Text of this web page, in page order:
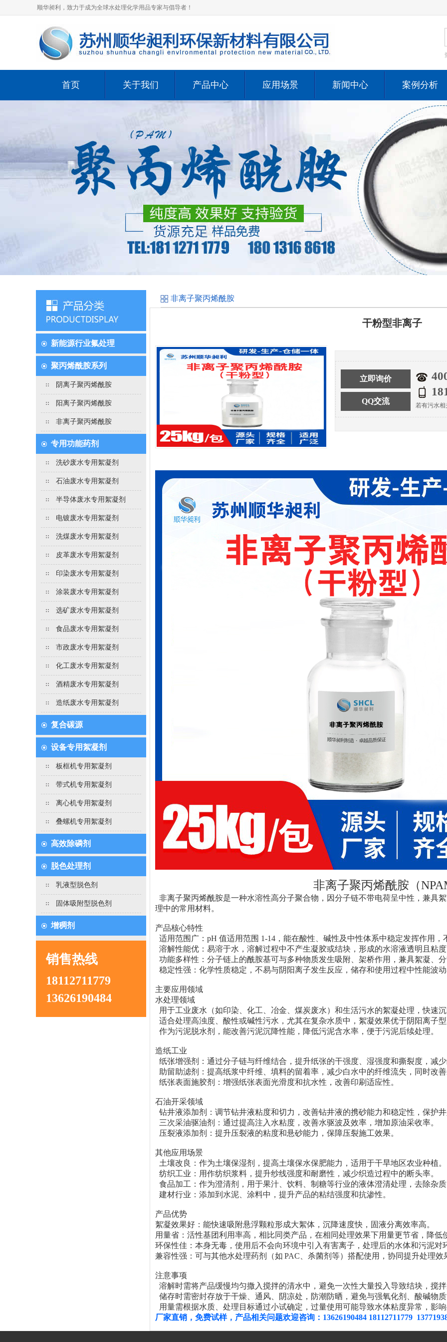
顺华昶利，致力于成为全球水处理化学用品专家与倡导者！
首页 关于我们 产品中心 应用场景 新闻中心 案例分析
新能源行业氟处理
聚丙烯酰胺系列
阴离子聚丙烯酰胺
阳离子聚丙烯酰胺
非离子聚丙烯酰胺
专用功能药剂
洗砂废水专用絮凝剂
石油废水专用絮凝剂
半导体废水专用絮凝剂
电镀废水专用絮凝剂
洗煤废水专用絮凝剂
皮革废水专用絮凝剂
印染废水专用絮凝剂
涂装废水专用絮凝剂
选矿废水专用絮凝剂
食品废水专用絮凝剂
市政废水专用絮凝剂
化工废水专用絮凝剂
酒精废水专用絮凝剂
造纸废水专用絮凝剂
复合碳源
设备专用絮凝剂
板框机专用絮凝剂
带式机专用絮凝剂
离心机专用絮凝剂
叠螺机专用絮凝剂
高效除磷剂
脱色处理剂
乳液型脱色剂
固体吸附型脱色剂
增稠剂
销售热线
18112711779
13626190484
非离子聚丙烯酰胺
干粉型非离子
立即询价
QQ交流 若有污水
非离子聚丙烯酰胺（
非离子聚丙烯酰胺是一种水溶性高分子聚合物，因分子链不带电荷呈中性，兼具
理中的常用材料。
产品核心特性
适用范围广： pH 值适用范围 1-14 ，能在酸性、碱性及中性体系中稳定发挥作用
溶解性能优：易溶于水，溶解过程中不产生凝胶或结块，形成的水溶液透明且粘
功能多样性：分子链上的酰胺基可与多种物质发生吸附、架桥作用，兼具絮凝、
稳定性强：化学性质稳定，不易与阴阳离子发生反应，储存和使用过程中性能波
主要应用领域
水处理领域
用于工业废水（如印染、化工、冶金、煤炭废水）和生活污水的絮凝处理，快速
适合处理高浊度、酸性或碱性污水，尤其在复杂水质中，絮凝效果优于阴阳离子
作为污泥脱水剂，能改善污泥沉降性能，降低污泥含水率，便于污泥后续处理。
造纸工业
纸张增强剂：通过分子链与纤维结合，提升纸张的干强度、湿强度和撕裂度，减
助留助滤剂：提高纸浆中纤维、填料的留着率，减少白水中的纤维流失，同时改
纸张表面施胶剂：增强纸张表面光滑度和抗水性，改善印刷适应性。
石油开采领域
钻井液添加剂：调节钻井液粘度和切力，改善钻井液的携砂能力和稳定性，保护
三次采油驱油剂：通过提高注入水粘度，改善水驱波及效率，增加原油采收率。
压裂液添加剂：提升压裂液的粘度和悬砂能力，保障压裂施工效果。
其他应用场景
土壤改良：作为土壤保湿剂，提高土壤保水保肥能力，适用于干旱地区农业种植。
纺织工业：用作纺织浆料，提升纱线强度和耐磨性，减少织造过程中的断头率。
食品加工：作为澄清剂，用于果汁、饮料、制糖等行业的液体澄清处理，去除杂
建材行业：添加到水泥、涂料中，提升产品的粘结强度和抗渗性。
产品优势
絮凝效果好：能快速吸附悬浮颗粒形成大絮体，沉降速度快，固液分离效率高。
用量省：活性基团利用率高，相比同类产品，在相同处理效果下用量更节省，降低
环保性佳：本身无毒，使用后不会向环境中引入有害离子，处理后的水体和污泥对
兼容性强：可与其他水处理药剂（如 PAC 、杀菌剂等）搭配使用，协同提升处理效
注意事项
溶解时需将产品缓慢均匀撒入搅拌的清水中，避免一次性大量投入导致结块，搅
储存时需密封存放于干燥、通风、阴凉处，防潮防晒，避免与强氧化剂、酸碱物
用量需根据水质、处理目标通过小试确定，过量使用可能导致水体粘度异常，影
厂家直销，免费试样，产品相关问题欢迎咨询：13626190484 18112711779